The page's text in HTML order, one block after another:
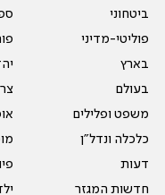
ביטחוני
פוליטי-מדיני
בארץ
בעולם
משפט ופלילים
כלכלה ונדל"ן
דעות
חדשות המגזר